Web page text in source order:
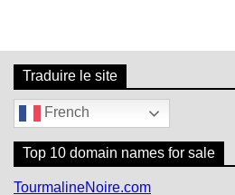
Traduire le site
French
Top 10 domain names for sale
TourmalineNoire.com